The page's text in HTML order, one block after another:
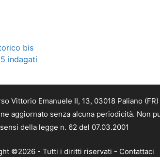
bis
indagati
Vittorio Emanuele II, 13, 03018 Paliano
aggiornato senza alcuna periodicità. Non
sensi della legge n. 62 del 07.03.2001
©2026 - Tutti i diritti riservati - Contattaci